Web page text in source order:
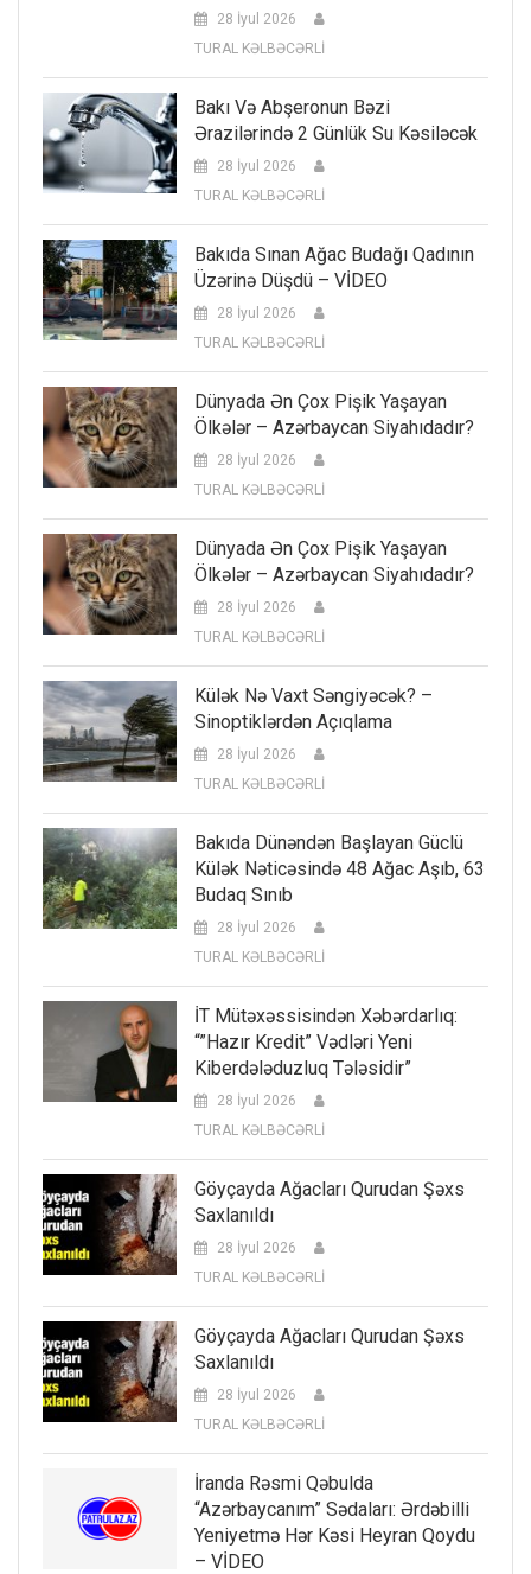
28 İyul 2026
TURAL KƏLBƏCƏRLİ
Bakı Və Abşeronun Bəzi
Ərazilərində 2 Günlük Su Kəsiləcək
28 İyul 2026
TURAL KƏLBƏCƏRLİ
Bakıda Sınan Ağac Budağı Qadının
Üzərinə Düşdü – VİDEO
28 İyul 2026
TURAL KƏLBƏCƏRLİ
Dünyada Ən Çox Pişik Yaşayan
Ölkələr – Azərbaycan Siyahıdadır?
28 İyul 2026
TURAL KƏLBƏCƏRLİ
Dünyada Ən Çox Pişik Yaşayan
Ölkələr – Azərbaycan Siyahıdadır?
28 İyul 2026
TURAL KƏLBƏCƏRLİ
Külək Nə Vaxt Səngiyəcək? –
Sinoptiklərdən Açıqlama
28 İyul 2026
TURAL KƏLBƏCƏRLİ
Bakıda Dünəndən Başlayan Güclü
Külək Nəticəsində 48 Ağac Aşıb, 63
Budaq Sınıb
28 İyul 2026
TURAL KƏLBƏCƏRLİ
İT Mütəxəssisindən Xəbərdarlıq:
“”Hazır Kredit” Vədləri Yeni
Kiberdələduzluq Tələsidir”
28 İyul 2026
TURAL KƏLBƏCƏRLİ
Göyçayda Ağacları Qurudan Şəxs
Saxlanıldı
28 İyul 2026
TURAL KƏLBƏCƏRLİ
Göyçayda Ağacları Qurudan Şəxs
Saxlanıldı
28 İyul 2026
TURAL KƏLBƏCƏRLİ
İranda Rəsmi Qəbulda
“Azərbaycanım” Sədaları: Ərdəbilli
Yeniyetmə Hər Kəsi Heyran Qoydu
– VİDEO